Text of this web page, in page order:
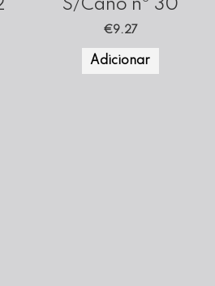
S/Cano nº 30
€9.27
Adicionar